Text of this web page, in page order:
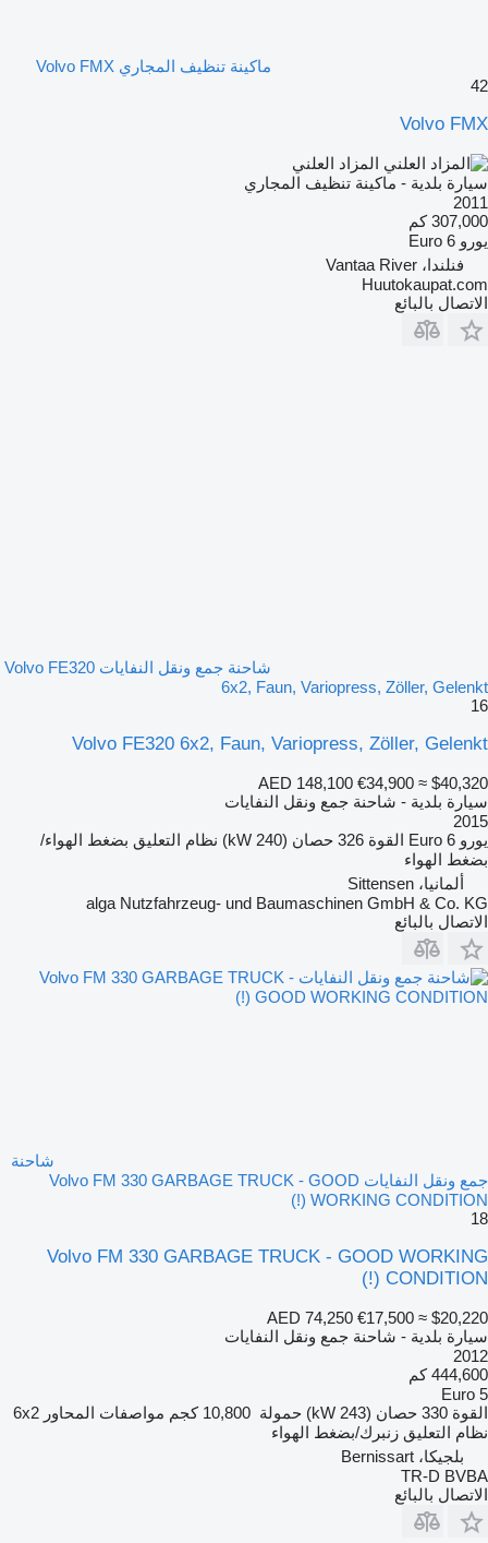
ماكينة تنظيف المجاري Volvo FMX
42
Volvo FMX
المزاد العلني
سيارة بلدية - ماكينة تنظيف المجاري
2011
307,000 كم
يورو Euro 6
فنلندا، Vantaa River
Huutokaupat.com
الاتصال بالبائع
شاحنة جمع ونقل النفايات Volvo FE320
6x2, Faun, Variopress, Zöller, Gelenkt
16
Volvo FE320 6x2, Faun, Variopress, Zöller, Gelenkt
AED 148,100 €34,900 ≈ $40,320
سيارة بلدية - شاحنة جمع ونقل النفايات
2015
يورو Euro 6 القوة 326 حصان (240 kW) نظام التعليق بضغط الهواء/
بضغط الهواء
ألمانيا، Sittensen
alga Nutzfahrzeug- und Baumaschinen GmbH & Co. KG
الاتصال بالبائع
شاحنة
جمع ونقل النفايات Volvo FM 330 GARBAGE TRUCK - GOOD
WORKING CONDITION (!)
18
Volvo FM 330 GARBAGE TRUCK - GOOD WORKING
CONDITION (!)
AED 74,250 €17,500 ≈ $20,220
سيارة بلدية - شاحنة جمع ونقل النفايات
2012
444,600 كم
Euro 5
القوة 330 حصان (243 kW) حمولة 10,800 كجم مواصفات المحاور 6x2
نظام التعليق زنبرك/بضغط الهواء
بلجيكا، Bernissart
TR-D BVBA
الاتصال بالبائع